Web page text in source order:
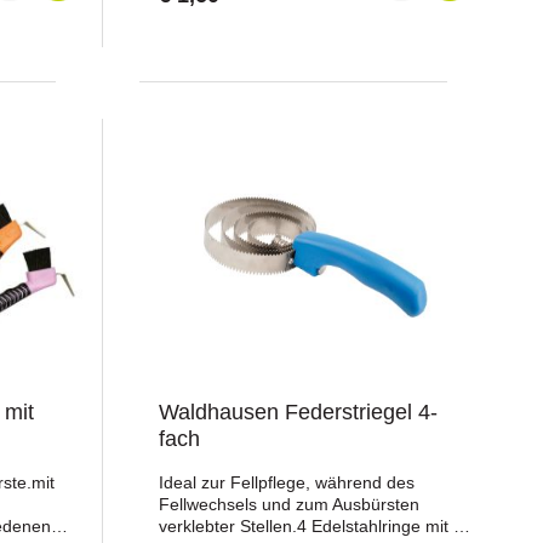
×
von
in der
mit
Waldhausen Federstriegel 4-
fach
Ideal zur Fellpflege, während des
Fellwechsels und zum Ausbürsten
verklebter Stellen.4 Edelstahlringe mit 2